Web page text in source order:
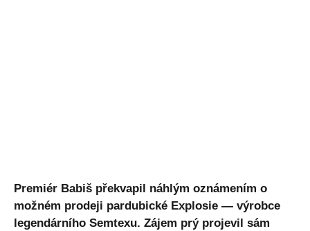
Premiér Babiš překvapil náhlým oznámením o
možném prodeji pardubické Explosie — výrobce
legendárního Semtexu. Zájem prý projevil sám